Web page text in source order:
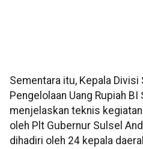
Sementara itu, Kepala
Pengelolaan Uang Rupiah
menjelaskan teknis kegiatan
oleh Plt Gubernur Sulsel
dihadiri oleh 24 kepala